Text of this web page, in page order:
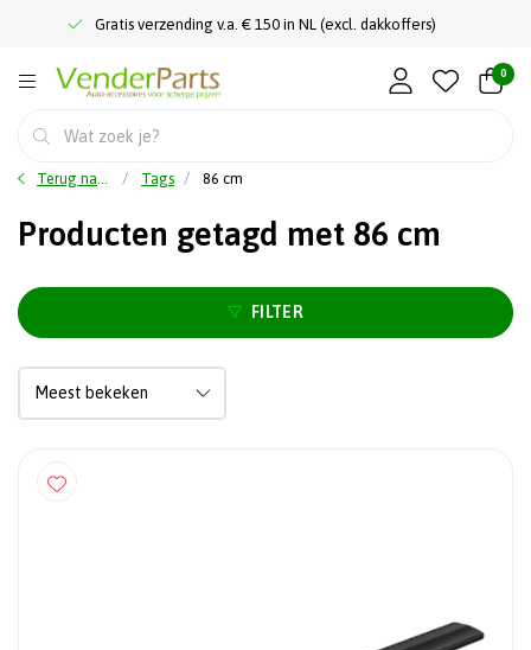
Gratis verzending v.a. € 150 in NL (excl. dakkoffers)
0
Terug naar home Tags 86 cm
Producten getagd met 86 cm
FILTER